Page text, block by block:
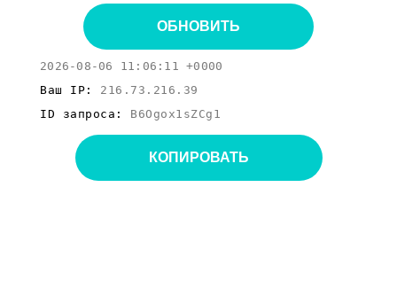
ОБНОВИТЬ
2026-08-06 11:06:11 +0000
Ваш IP: 216.73.216.39
ID запроса: B6Ogox1sZCg1
КОПИРОВАТЬ